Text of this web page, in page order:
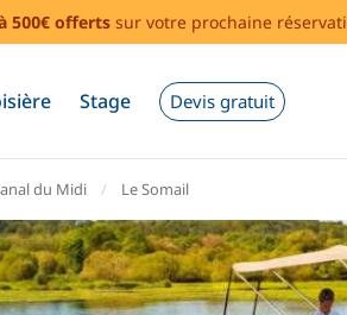
500€ offerts sur votre prochaine
Stage Devis gratuit
du Midi Le Somail